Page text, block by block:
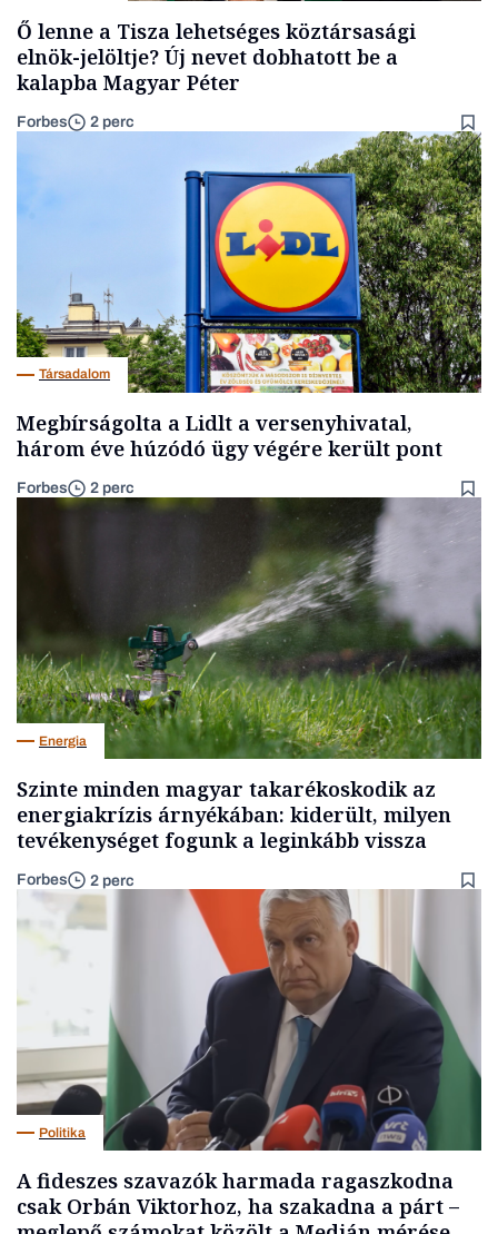
Ő lenne a Tisza lehetséges köztársasági
elnök-jelöltje? Új nevet dobhatott be a
kalapba Magyar Péter
Forbes 2 perc
Társadalom
Megbírságolta a Lidlt a versenyhivatal,
három éve húzódó ügy végére került pont
Forbes 2 perc
Energia
Szinte minden magyar takarékoskodik az
energiakrízis árnyékában: kiderült, milyen
tevékenységet fogunk a leginkább vissza
Forbes 2 perc
Politika
A fideszes szavazók harmada ragaszkodna
csak Orbán Viktorhoz, ha szakadna a párt –